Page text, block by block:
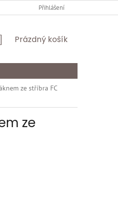
ODSTOUPENÍ OD
Přihlášení
NÁKUPNÍ
Prázdný košík
ze stříbra FC
ze